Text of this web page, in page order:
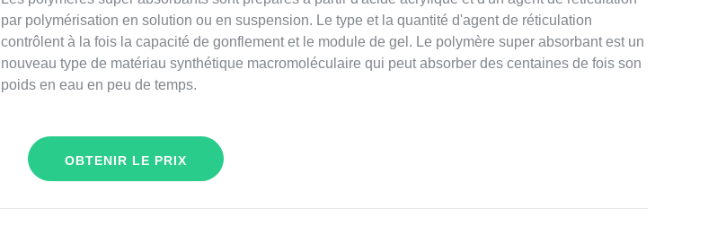
par polymérisation en solution ou en suspension. Le type et la quantité d'agent de réticulation
contrôlent à la fois la capacité de gonflement et le module de gel. Le polymère super absorbant est un
nouveau type de matériau synthétique macromoléculaire qui peut absorber des centaines de fois son
poids en eau en peu de temps.
OBTENIR LE PRIX